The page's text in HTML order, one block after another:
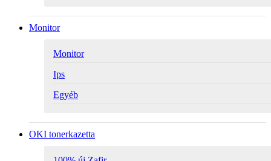
Monitor
Monitor
Ips
Egyéb
OKI tonerkazetta